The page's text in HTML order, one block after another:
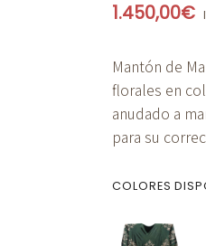
1.450,00€
Mantón de
florales en
anudado a
para su
COLORES